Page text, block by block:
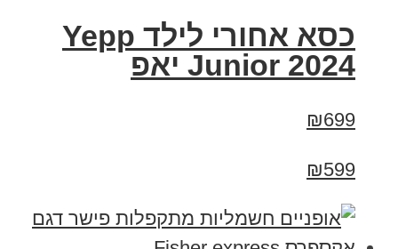
כסא אחורי לילד Yepp
Junior 2024 יאפ
₪699
₪599